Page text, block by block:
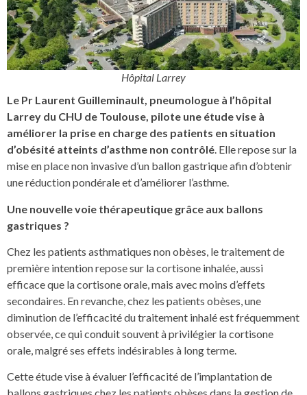
Hôpital Larrey
Le Pr Laurent Guilleminault, pneumologue à l’hôpital
Larrey du CHU de Toulouse, pilote une étude vise à
améliorer la prise en charge des patients en situation
d’obésité atteints d’asthme non contrôlé. Elle repose sur la
mise en place non invasive d’un ballon gastrique afin d’obtenir
une réduction pondérale et d’améliorer l’asthme.
Une nouvelle voie thérapeutique grâce aux ballons
gastriques ?
Chez les patients asthmatiques non obèses, le traitement de
première intention repose sur la cortisone inhalée, aussi
efficace que la cortisone orale, mais avec moins d’effets
secondaires. En revanche, chez les patients obèses, une
diminution de l’efficacité du traitement inhalé est fréquemment
observée, ce qui conduit souvent à privilégier la cortisone
orale, malgré ses effets indésirables à long terme.
Cette étude vise à évaluer l’efficacité de l’implantation de